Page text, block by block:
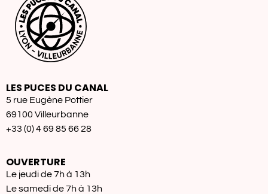
LES PUCES DU CANAL
5 rue Eugène Pottier
69100 Villeurbanne
+33 (0) 4 69 85 66 28
OUVERTURE
Le jeudi de 7h à 13h
Le samedi de 7h à 13h